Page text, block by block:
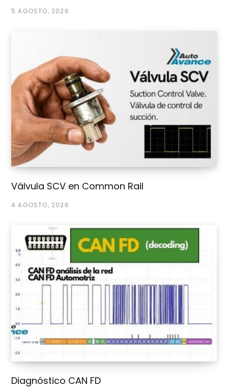
5 AGOSTO, 2026
Válvula SCV en Common Rail
4 AGOSTO, 2026
Diagnóstico CAN FD